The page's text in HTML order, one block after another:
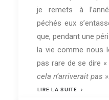
je remets à
péchés eux
que, pendant une
la vie comme nous
pas rare de se dire «
cela n’arriverait pas ».
LIRE LA SUITE